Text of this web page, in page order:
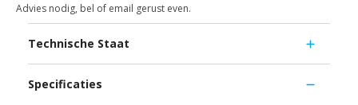
Advies nodig, bel of email gerust even.
Technische Staat
Specificaties